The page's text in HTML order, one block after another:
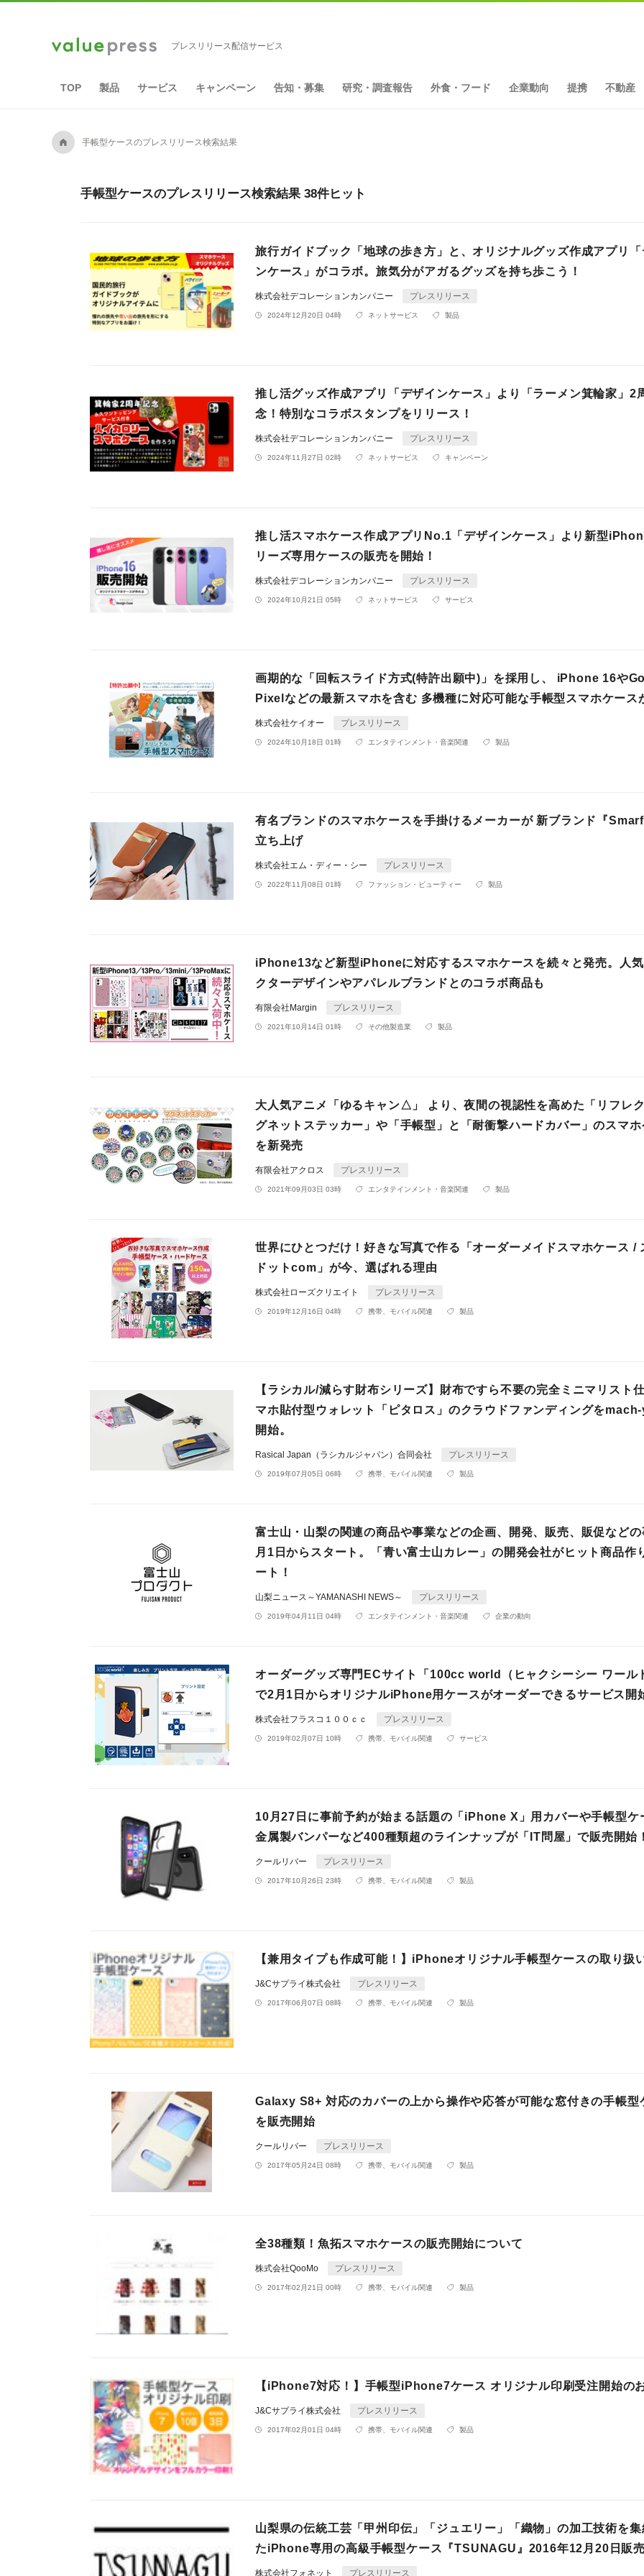
プレスリリース配信サービス
TOP 製品 サービス キャンペーン 告知・募集 研究・調査報告 外食・フード 企業動向 提携 不動産
A 手帳型ケースのプレスリリース検索結果
手帳型ケースのプレスリリース検索結果 38件ヒット
旅行ガイドブック「地球の歩き方」と、オリジナルグッズ作成アプリ「
ンケース」がコラボ。旅気分がアガるグッズを持ち歩こう！
株式会社デコレーションカンパニー プレスリリース
2024年12月20日 04時 ネットサービス 製品
推し活グッズ作成アプリ「デザインケース」より「ラーメン箕輪家」2
念！特別なコラボスタンプをリリース！
株式会社デコレーションカンパニー プレスリリース
2024年11月27日 02時 ネットサービス キャンペーン
推し活スマホケース作成アプリNo.1「デザインケース」より新型
リーズ専用ケースの販売を開始！
株式会社デコレーションカンパニー プレスリリース
2024年10月21日 05時 ネットサービス サービス
画期的な「回転スライド方式(特許出願中)」を採用し、 iPhone 16や
Pixelなどの最新スマホを含む 多機種に対応可能な手帳型スマホケース
株式会社ケイオー プレスリリース
2024年10月18日 01時 エンタテインメント・音楽関連 製品
有名ブランドのスマホケースを手掛けるメーカーが 新ブランド『
立ち上げ
株式会社エム・ディー・シー プレスリリース
2022年11月08日 01時 ファッション・ビューティー 製品
iPhone13など新型iPhoneに対応するスマホケースを続々と発売。人気
クターデザインやアパレルブランドとのコラボ商品も
有限会社Margin プレスリリース
2021年10月14日 01時 その他製造業 製品
大人気アニメ「ゆるキャン△」 より、夜間の視認性を高めた「リフレ
グネットステッカー」や「手帳型」と「耐衝撃ハードカバー」のスマホ
を新発売
有限会社アクロス プレスリリース
2021年09月03日 03時 エンタテインメント・音楽関連 製品
世界にひとつだけ！好きな写真で作る「オーダーメイドスマホケース /
ドットcom」が今、選ばれる理由
株式会社ローズクリエイト プレスリリース
2019年12月16日 04時 携帯、モバイル関連 製品
【ラシカル/減らす財布シリーズ】財布ですら不要の完全ミニマリスト
マホ貼付型ウォレット「ピタロス」のクラウドファンディングを
開始。
Rasical Japan（ラシカルジャパン）合同会社 プレスリリース
2019年07月05日 06時 携帯、モバイル関連 製品
富士山・山梨の関連の商品や事業などの企画、開発、販売、販促など
月1日からスタート。「青い富士山カレー」の開発会社がヒット商品作
ート！
山梨ニュース～YAMANASHI NEWS～ プレスリリース
2019年04月11日 04時 エンタテインメント・音楽関連 企業の動向
オーダーグッズ専門ECサイト「100cc world（ヒャクシーシー ワール
で2月1日からオリジナルiPhone用ケースがオーダーできるサービス開
株式会社フラスコ１００ｃｃ プレスリリース
2019年02月07日 10時 携帯、モバイル関連 サービス
10月27日に事前予約が始まる話題の「iPhone X」用カバーや手帳型ケ
金属製バンパーなど400種類超のラインナップが「IT問屋」で販売開始！
クールリバー プレスリリース
2017年10月26日 23時 携帯、モバイル関連 製品
【兼用タイプも作成可能！】iPhoneオリジナル手帳型ケースの取り扱
J&Cサプライ株式会社 プレスリリース
2017年06月07日 08時 携帯、モバイル関連 製品
Galaxy S8+ 対応のカバーの上から操作や応答が可能な窓付きの手帳型
を販売開始
クールリバー プレスリリース
2017年05月24日 08時 携帯、モバイル関連 製品
全38種類！魚拓スマホケースの販売開始について
株式会社QooMo プレスリリース
2017年02月21日 00時 携帯、モバイル関連 製品
【iPhone7対応！】手帳型iPhone7ケース オリジナル印刷受注開始の
J&Cサプライ株式会社 プレスリリース
2017年02月01日 04時 携帯、モバイル関連 製品
山梨県の伝統工芸「甲州印伝」「ジュエリー」「織物」の加工技術を集
たiPhone専用の高級手帳型ケース『TSUNAGU』2016年12月20日販売
株式会社フォネット プレスリリース